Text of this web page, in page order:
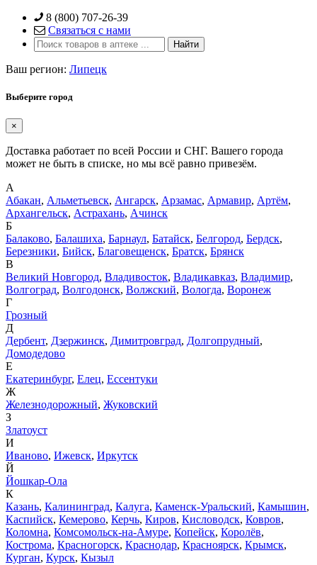
Skip
content
8 (800) 707-26-39
Связаться с нами
Ваш регион: Липецк
Выберите город
×
Доставка работает по всей России и СНГ. Вашего города
может не быть в списке, но мы всё равно привезём.
А
Абакан, Альметьевск, Ангарск, Арзамас, Армавир, Артём,
Архангельск, Астрахань, Ачинск
Б
Балаково, Балашиха, Барнаул, Батайск, Белгород, Бердск,
Березники, Бийск, Благовещенск, Братск, Брянск
В
Великий Новгород, Владивосток, Владикавказ, Владимир,
Волгоград, Волгодонск, Волжский, Вологда, Воронеж
Г
Грозный
Д
Дербент, Дзержинск, Димитровград, Долгопрудный,
Домодедово
Е
Екатеринбург, Елец, Ессентуки
Ж
Железнодорожный, Жуковский
З
Златоуст
И
Иваново, Ижевск, Иркутск
Й
Йошкар-Ола
К
Казань, Калининград, Калуга, Каменск-Уральский, Камышин,
Каспийск, Кемерово, Керчь, Киров, Кисловодск, Ковров,
Коломна, Комсомольск-на-Амуре, Копейск, Королёв,
Кострома, Красногорск, Краснодар, Красноярск, Крымск,
Курган, Курск, Кызыл